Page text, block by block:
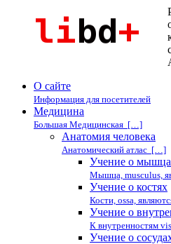
О сайте
Информация для посетителей
Медицина
Большая Медицинская […]
Анатомия человека
Анатомический атлас […]
Учение о
Мышца, musculus,
Учение о костях
Кости, ossa,
Учение о
К внутренностям
Учение о